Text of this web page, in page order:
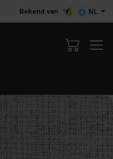
Bekend van NL